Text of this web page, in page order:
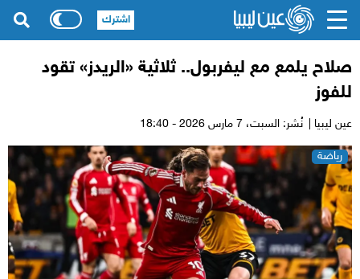
صلاح يلمع مع ليفربول.. ثلاثية «الريدز» تقود
للفوز
عين ليبيا | نُشر: السبت،
رياضة
اشترك